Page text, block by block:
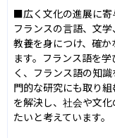
■広く文化の進展に寄
フランスの言語、文
教養を身につけ、確
ます。フランス語を
く、フランス語の知
門的な研究にも取り
を解決し、社会や文
たいと考えています。